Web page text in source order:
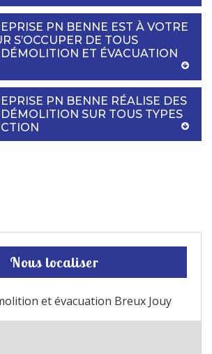
PN BENNE EST À VOTRE
S’OCCUPER DE TOUS
ET ÉVACUATION
PN BENNE RÉALISE DES
SUR TOUS TYPES
Nous localiser
et évacuation Breux Jouy